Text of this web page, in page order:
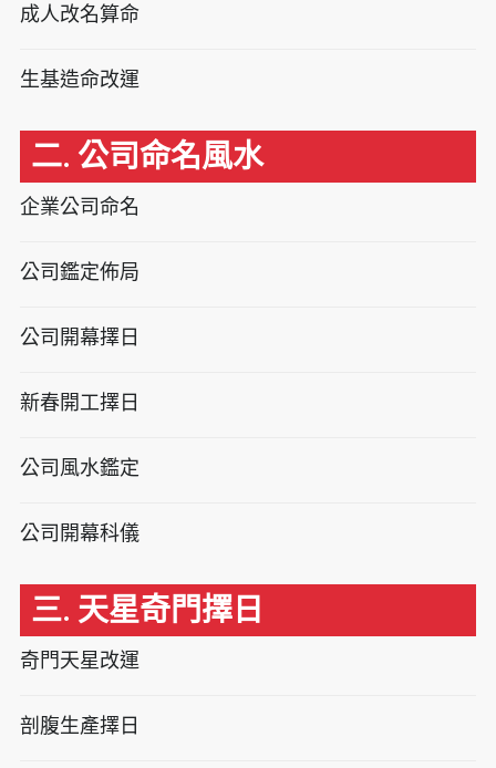
成人改名算命
生基造命改運
二. 公司命名風水
企業公司命名
公司鑑定佈局
公司開幕擇日
新春開工擇日
公司風水鑑定
公司開幕科儀
三. 天星奇門擇日
奇門天星改運
剖腹生產擇日